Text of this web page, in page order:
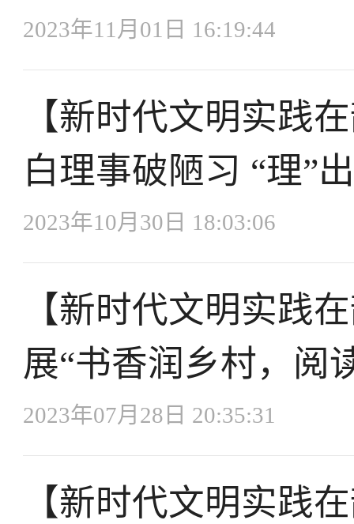
2023年11月01日 16:19:44
【新时代文明实践
白理事破陋习 “理”
2023年10月30日 18:03:06
【新时代文明实践
展“书香润乡村，阅
2023年07月28日 20:35:31
【新时代文明实践